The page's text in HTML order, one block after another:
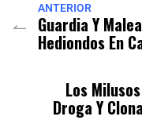
ANTERIOR
Guardia Y
Hediondos En
Los
Droga Y